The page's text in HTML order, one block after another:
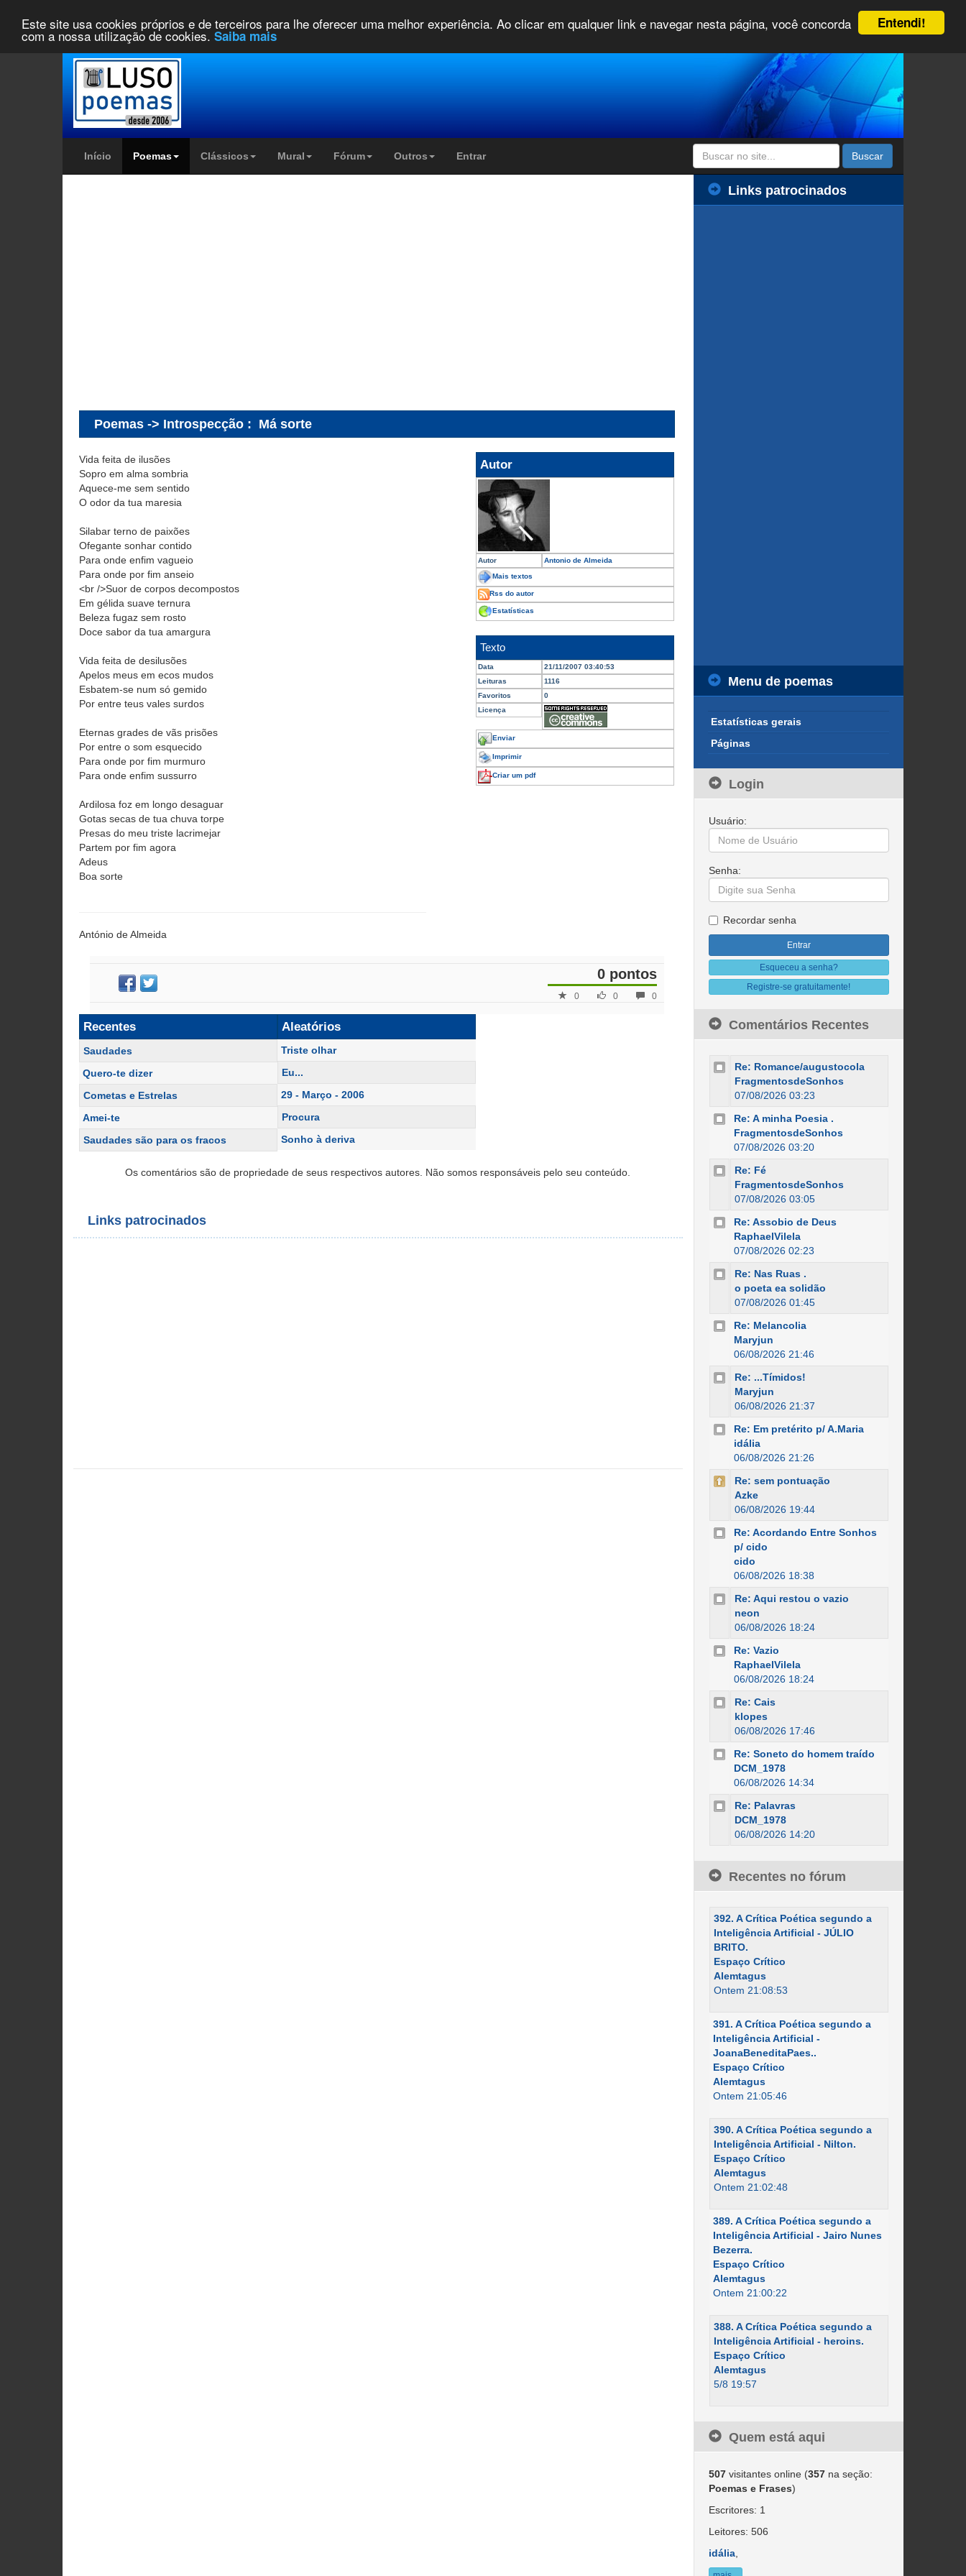
Entendi!
Este site usa cookies próprios e de terceiros para lhe oferecer uma melhor experiência. Ao clicar em qualquer link e navegar nesta página, você concorda
com a nossa utilização de cookies. Saiba mais
Início Poemas Clássicos Mural Fórum Outros Entrar Buscar
Poemas -> Introspecção : Má sorte
Vida feita de ilusões
Sopro em alma sombria
Aquece-me sem sentido
O odor da tua maresia
Silabar terno de paixões
Ofegante sonhar contido
Para onde enfim vagueio
Para onde por fim anseio
<br />Suor de corpos decompostos
Em gélida suave ternura
Beleza fugaz sem rosto
Doce sabor da tua amargura
Vida feita de desilusões
Apelos meus em ecos mudos
Esbatem-se num só gemido
Por entre teus vales surdos
Eternas grades de vãs prisões
Por entre o som esquecido
Para onde por fim murmuro
Para onde enfim sussurro
Ardilosa foz em longo desaguar
Gotas secas de tua chuva torpe
Presas do meu triste lacrimejar
Partem por fim agora
Adeus
Boa sorte
António de Almeida
Autor
Autor Antonio de Almeida
Mais textos
Rss do autor
Estatísticas
Texto
Data
21/11/2007 03:40:53
Leituras
1116
Favoritos
0
Licença
Enviar
Imprimir
Criar um pdf
0 pontos
0
0
0
Recentes
Saudades
Quero-te dizer
Cometas e Estrelas
Amei-te
Saudades são para os fracos
Aleatórios
Triste olhar
Eu...
29 - Março - 2006
Procura
Sonho à deriva
Os comentários são de propriedade de seus respectivos autores. Não somos responsáveis pelo seu conteúdo.
Links patrocinados
Links patrocinados
Menu de poemas
Estatísticas gerais
Páginas
Login
Usuário:
Senha:
Recordar senha
Esqueceu a senha?
Registre-se gratuitamente!
Comentários Recentes
Re: Romance/augustocola
FragmentosdeSonhos
07/08/2026 03:23
Re: A minha Poesia .
FragmentosdeSonhos
07/08/2026 03:20
Re: Fé
FragmentosdeSonhos
07/08/2026 03:05
Re: Assobio de Deus
RaphaelVilela
07/08/2026 02:23
Re: Nas Ruas .
o poeta ea solidão
07/08/2026 01:45
Re: Melancolia
Maryjun
06/08/2026 21:46
Re: ...Tímidos!
Maryjun
06/08/2026 21:37
Re: Em pretérito p/ A.Maria
idália
06/08/2026 21:26
Re: sem pontuação
Azke
06/08/2026 19:44
Re: Acordando Entre Sonhos
p/ cido
cido
06/08/2026 18:38
Re: Aqui restou o vazio
neon
06/08/2026 18:24
Re: Vazio
RaphaelVilela
06/08/2026 18:24
Re: Cais
klopes
06/08/2026 17:46
Re: Soneto do homem traído
DCM_1978
06/08/2026 14:34
Re: Palavras
DCM_1978
06/08/2026 14:20
Recentes no fórum
392. A Crítica Poética segundo a
Inteligência Artificial - JÚLIO
BRITO.
Espaço Crítico
Alemtagus
Ontem 21:08:53
391. A Crítica Poética segundo a
Inteligência Artificial -
JoanaBeneditaPaes..
Espaço Crítico
Alemtagus
Ontem 21:05:46
390. A Crítica Poética segundo a
Inteligência Artificial - Nilton.
Espaço Crítico
Alemtagus
Ontem 21:02:48
389. A Crítica Poética segundo a
Inteligência Artificial - Jairo Nunes
Bezerra.
Espaço Crítico
Alemtagus
Ontem 21:00:22
388. A Crítica Poética segundo a
Inteligência Artificial - heroins.
Espaço Crítico
Alemtagus
5/8 19:57
Quem está aqui
507visitantes online (357na seção:
Poemas e Frases)
Escritores: 1
Leitores: 506
idália,